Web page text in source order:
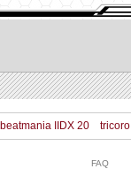
beatmania IIDX 20 tricoro
FAQ